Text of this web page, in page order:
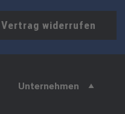
Vertrag widerrufen
Unternehmen